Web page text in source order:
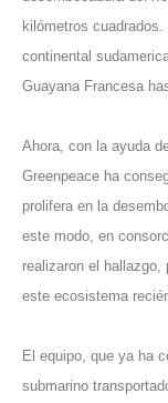
kilómetros
continental
Guayana Francesa
Ahora, con la ayuda
Greenpeace ha
prolifera en la
este modo, en
realizaron el
este ecosistema
El equipo, que ya ha
submarino